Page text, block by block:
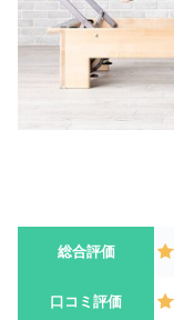
総合評価
口コミ評価